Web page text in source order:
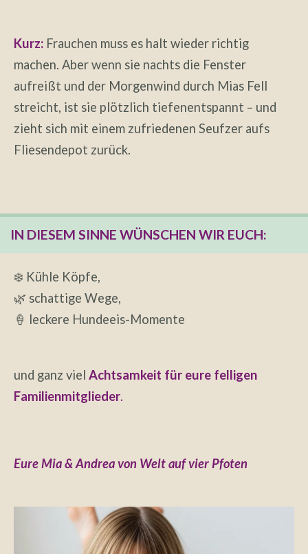
Kurz: Frauchen muss es halt wieder richtig
machen. Aber wenn sie nachts die Fenster
aufreißt und der Morgenwind durch Mias Fell
streicht, ist sie plötzlich tiefenentspannt – und
zieht sich mit einem zufriedenen Seufzer aufs
Fliesendepot zurück.
IN DIESEM SINNE WÜNSCHEN WIR EUCH:
❄️ Kühle Köpfe,
🌿 schattige Wege,
🍦 leckere Hundeeis-Momente
und ganz viel Achtsamkeit für eure felligen
Familienmitglieder.
EureMia & Andrea von Welt auf vier Pfoten